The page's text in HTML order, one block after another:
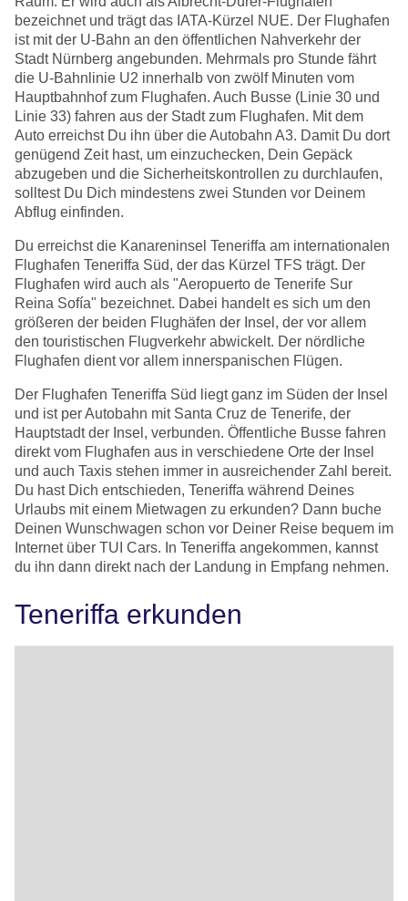
bezeichnet und trägt das IATA-Kürzel NUE. Der Flughafen
ist mit der U-Bahn an den öffentlichen Nahverkehr der
Stadt Nürnberg angebunden. Mehrmals pro Stunde fährt
die U-Bahnlinie U2 innerhalb von zwölf Minuten vom
Hauptbahnhof zum Flughafen. Auch Busse (Linie 30 und
Linie 33) fahren aus der Stadt zum Flughafen. Mit dem
Auto erreichst Du ihn über die Autobahn A3. Damit Du dort
genügend Zeit hast, um einzuchecken, Dein Gepäck
abzugeben und die Sicherheitskontrollen zu durchlaufen,
solltest Du Dich mindestens zwei Stunden vor Deinem
Abflug einfinden.
Du erreichst die Kanareninsel Teneriffa am internationalen
Flughafen Teneriffa Süd, der das Kürzel TFS trägt. Der
Flughafen wird auch als "Aeropuerto de Tenerife Sur
Reina Sofía" bezeichnet. Dabei handelt es sich um den
größeren der beiden Flughäfen der Insel, der vor allem
den touristischen Flugverkehr abwickelt. Der nördliche
Flughafen dient vor allem innerspanischen Flügen.
Der Flughafen Teneriffa Süd liegt ganz im Süden der Insel
und ist per Autobahn mit Santa Cruz de Tenerife, der
Hauptstadt der Insel, verbunden. Öffentliche Busse fahren
direkt vom Flughafen aus in verschiedene Orte der Insel
und auch Taxis stehen immer in ausreichender Zahl bereit.
Du hast Dich entschieden, Teneriffa während Deines
Urlaubs mit einem Mietwagen zu erkunden? Dann buche
Deinen Wunschwagen schon vor Deiner Reise bequem im
Internet über TUI Cars. In Teneriffa angekommen, kannst
du ihn dann direkt nach der Landung in Empfang nehmen.
Teneriffa erkunden